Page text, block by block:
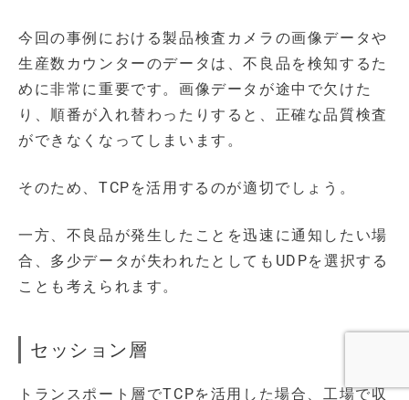
今回の事例における製品検査カメラの画像データや
生産数カウンターのデータは、不良品を検知するた
めに非常に重要です。画像データが途中で欠けた
り、順番が入れ替わったりすると、正確な品質検査
ができなくなってしまいます。
そのため、TCPを活用するのが適切でしょう。
一方、不良品が発生したことを迅速に通知したい場
合、多少データが失われたとしてもUDPを選択する
ことも考えられます。
セッション層
トランスポート層でTCPを活用した場合、工場で収